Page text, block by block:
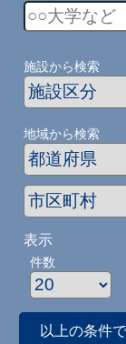
施設から検索
地域から検索
表示
件数
以上の条件